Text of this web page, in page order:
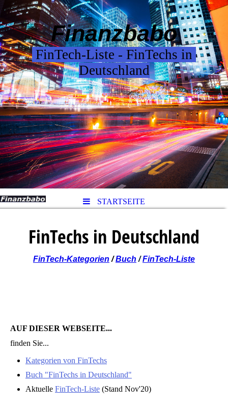
Finanzbabo
FinTech-Liste - FinTechs in
Deutschland
STARTSEITE
FinTechs in Deutschland
FinTech-Kategorien /Buch /FinTech-Liste
AUF DIESER WEBSEITE...
finden Sie...
Kategorien von FinTechs
Buch "FinTechs in Deutschland"
Aktuelle FinTech-Liste (Stand Nov'20)